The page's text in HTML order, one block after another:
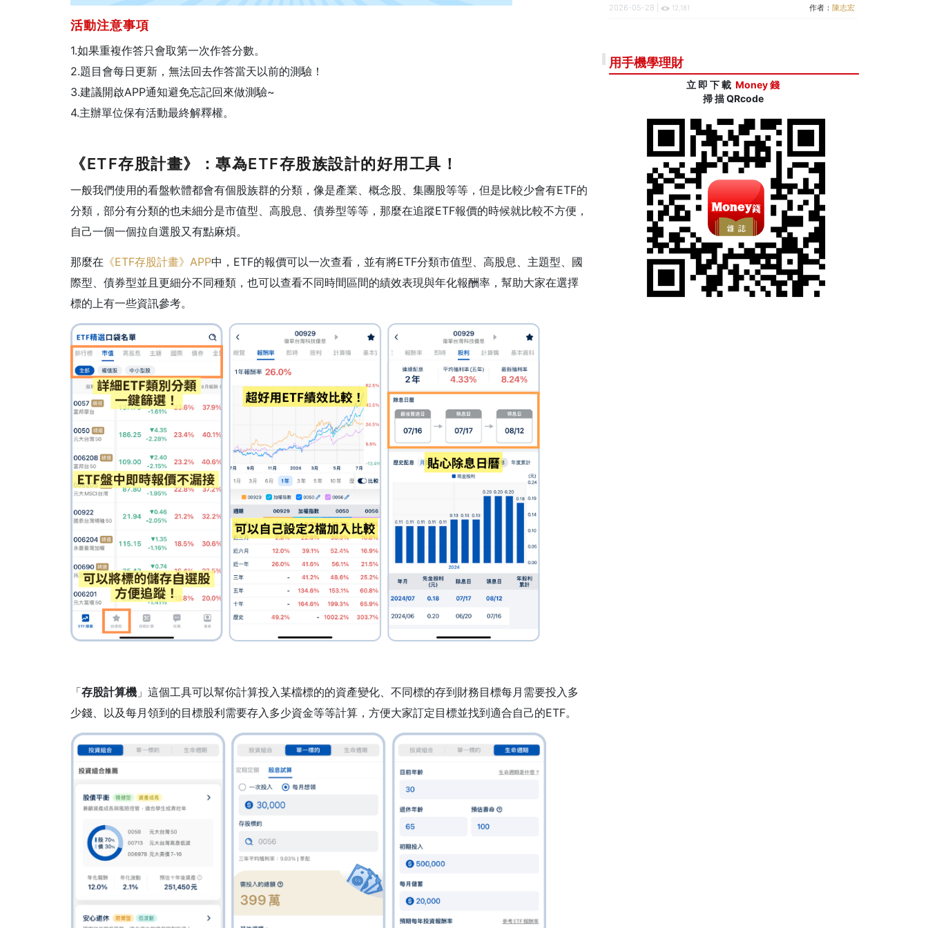
活動注意事項
1.如果重複作答只會取第一次作答分數。
2.題目會每日更新，無法回去作答當天以前的測驗！
3.建議開啟APP通知避免忘記回來做測驗~
4.主辦單位保有活動最終解釋權。
《ETF存股計畫》：專為ETF存股族設計的好用工具！
一般我們使用的看盤軟體都會有個股族群的分類，像是產業、概念股、集團股等等，但是比較少會有ETF的
分類，部分有分類的也未細分是市值型、高股息、債券型等等，那麼在追蹤ETF報價的時候就比較不方便，
自己一個一個拉自選股又有點麻煩。
那麼在 《ETF存股計畫》APP中，ETF的報價可以一次查看，並有將ETF分類市值型、高股息、主題型、國
際型、債券型並且更細分不同種類，也可以查看不同時間區間的績效表現與年化報酬率，幫助大家在選擇
標的上有一些資訊參考。
「存股計算機 」這個工具可以幫你計算投入某檔標的的資產變化、不同標的存到財務目標每月需要投入多
少錢、以及每月領到的目標股利需要存入多少資金等等計算，方便大家訂定目標並找到適合自己的ETF。
踐保戶承諾
2026-05-28 | 12,181 作者：陳志宏
用手機學理財
立 即 下 載 Money 錢
掃 描 QRcode